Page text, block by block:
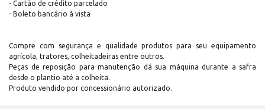
- Cartão de crédito parcelado
- Boleto bancário à vista
Compre com segurança e qualidade produtos para seu equipamento
agrícola, tratores, colheitadeiras entre outros.
Peças de reposição para manutenção dá sua máquina durante a safra
desde o plantio até a colheita.
Produto vendido por concessionário autorizado.